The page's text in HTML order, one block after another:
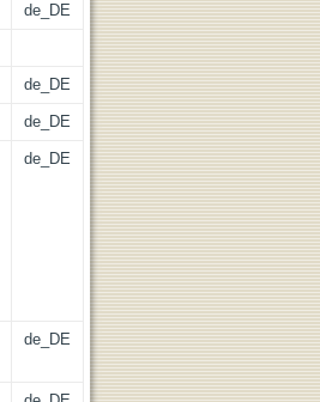
de_DE
de_DE
de_DE
de_DE
de_DE